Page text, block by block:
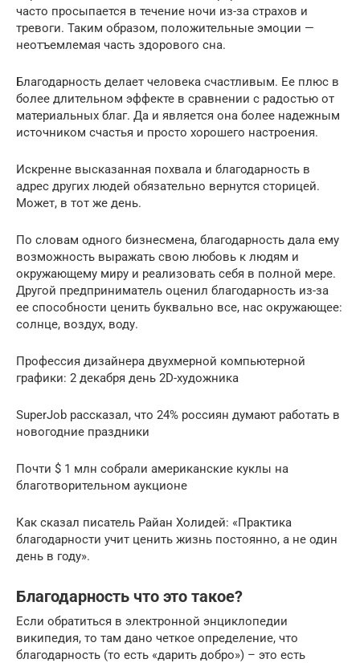
часто просыпается в течение ночи из-за страхов и
тревоги. Таким образом, положительные эмоции —
неотъемлемая часть здорового сна.
Благодарность делает человека счастливым. Ее плюс в
более длительном эффекте в сравнении с радостью от
материальных благ. Да и является она более надежным
источником счастья и просто хорошего настроения.
Искренне высказанная похвала и благодарность в
адрес других людей обязательно вернутся сторицей.
Может, в тот же день.
По словам одного бизнесмена, благодарность дала ему
возможность выражать свою любовь к людям и
окружающему миру и реализовать себя в полной мере.
Другой предприниматель оценил благодарность из-за
ее способности ценить буквально все, нас окружающее:
солнце, воздух, воду.
Профессия дизайнера двухмерной компьютерной
графики: 2 декабря день 2D-художника
SuperJob рассказал, что 24% россиян думают работать в
новогодние праздники
Почти $ 1 млн собрали американские куклы на
благотворительном аукционе
Как сказал писатель Райан Холидей: «Практика
благодарности учит ценить жизнь постоянно, а не один
день в году».
Благодарность что это такое?
Если обратиться в электронной энциклопедии
википедия, то там дано четкое определение, что
благодарность (то есть «дарить добро») – это есть